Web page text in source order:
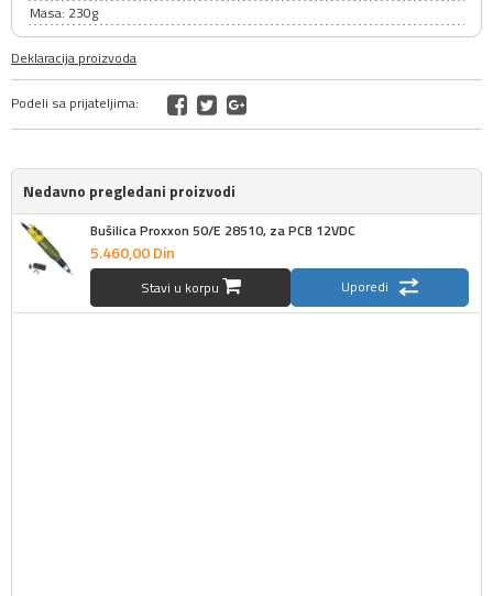
Masa: 230g
Deklaracija proizvoda
Podeli sa prijateljima:
Nedavno pregledani proizvodi
Bušilica Proxxon 50/E 28510, za PCB 12VDC
5.460,00Din
Stavi u korpu Uporedi